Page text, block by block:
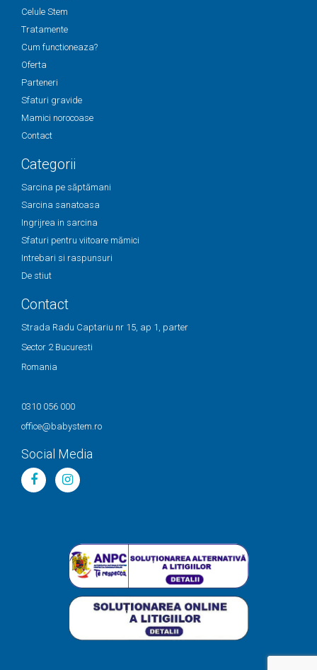
Celule Stem
Tratamente
Cum functioneaza?
Oferta
Parteneri
Sfaturi gravide
Mamici norocoase
Contact
Categorii
Sarcina pe săptămani
Sarcina sanatoasa
Ingrijrea in sarcina
Sfaturi pentru viitoare mămici
Intrebari si raspunsuri
De stiut
Contact
Strada Radu Captariu nr 15, ap 1, parter
Sector 2 Bucuresti
Romania
0310 056 000
office@babystem.ro
Social Media